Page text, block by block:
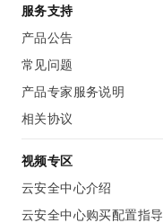
服务支持
产品公告
常见问题
产品专家服务说明
相关协议
视频专区
云安全中心介绍
云安全中心购买配置指导